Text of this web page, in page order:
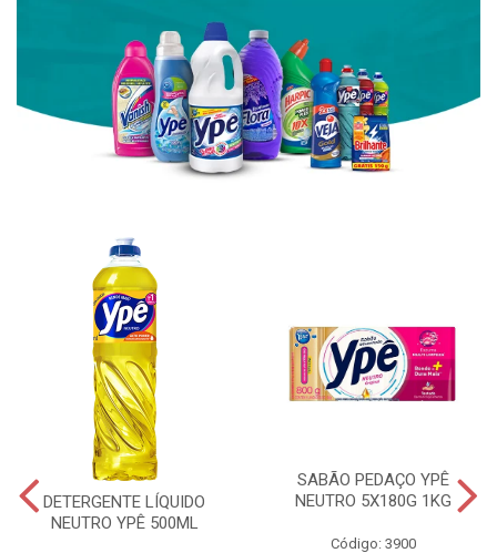
DETERGENTE LÍQUIDO
NEUTRO YPÊ 500ML
SABÃO PEDAÇO YPÊ
NEUTRO 5X180G 1KG
Código: 3900